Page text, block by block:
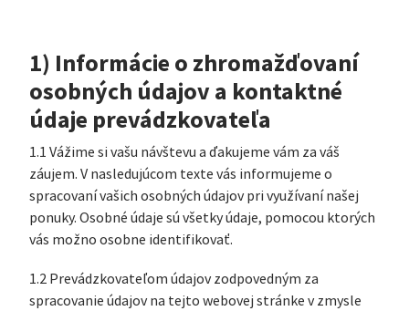
1) Informácie o zhromažďovaní
osobných údajov a kontaktné
údaje prevádzkovateľa
1.1 Vážime si vašu návštevu a ďakujeme vám za váš
záujem. V nasledujúcom texte vás informujeme o
spracovaní vašich osobných údajov pri využívaní našej
ponuky. Osobné údaje sú všetky údaje, pomocou ktorých
vás možno osobne identifikovať.
1.2 Prevádzkovateľom údajov zodpovedným za
spracovanie údajov na tejto webovej stránke v zmysle